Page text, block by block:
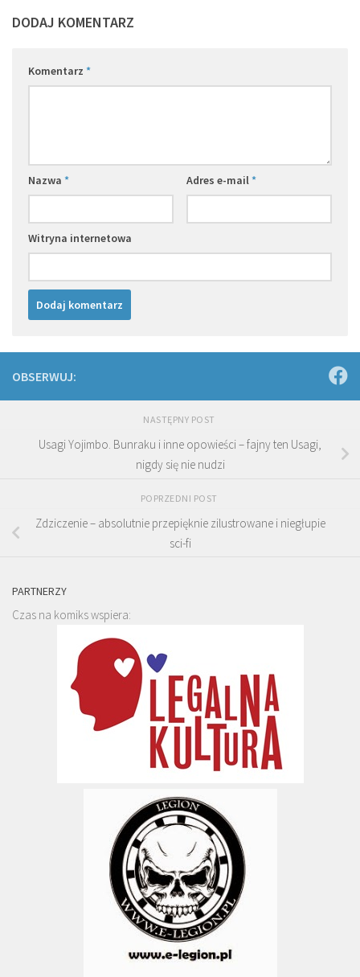
DODAJ KOMENTARZ
Komentarz *
Nazwa * Adres e-mail*
Witryna internetowa
OBSERWUJ:
NASTĘPNY POST
Usagi Yojimbo. Bunraku i inne opowieści – fajny ten Usagi,
nigdy się nie nudzi
POPRZEDNI POST
Zdziczenie – absolutnie przepięknie zilustrowane i niegłupie
sci-fi
PARTNERZY
Czas na komiks wspiera: